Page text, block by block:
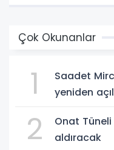
Çok Okunanlar
1
Saadet
yeniden
2
Onat
aldıracak